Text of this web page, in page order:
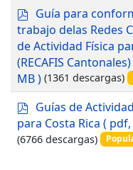
p
d
f
Guía para
trabajo delas Redes
de Actividad Física
(RECAFIS Cantonales)
MB ) (1361 descargas)
p
d
f
Guías de
para Costa Rica ( pdf,
(6766 descargas)